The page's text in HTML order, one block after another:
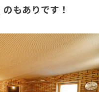
もありです！